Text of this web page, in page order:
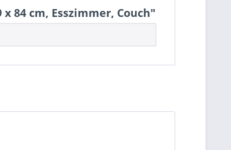
84 cm, Esszimmer, Couch"